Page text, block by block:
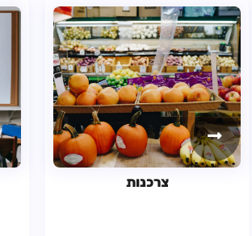
צרכנות